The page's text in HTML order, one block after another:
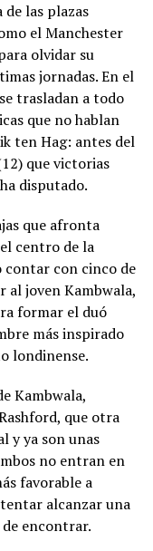
las plazas
el Manchester
olvidar su
jornadas. En el
trasladan a todo
que no hablan
ten Hag: antes del
que victorias
disputado.
que afronta
centro de la
contar con cinco de
al joven Kambwala,
formar el duó
más inspirado
londinense.
Kambwala,
que otra
y ya son unas
no entran en
favorable a
alcanzar una
encontrar.